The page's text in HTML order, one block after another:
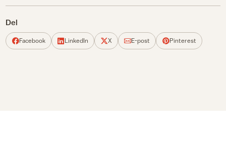
Del
Facebook LinkedIn X E-post Pinterest